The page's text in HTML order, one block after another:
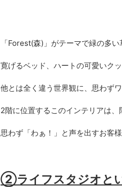
「Forest(森)」がテーマで緑の多
寛げるベッド、ハートの可愛いク
他とは全く違う世界観に、思わず
2階に位置するこのインテリアは、
思わず「わぁ！」と声を出すお客様
②ライフスタジオとい